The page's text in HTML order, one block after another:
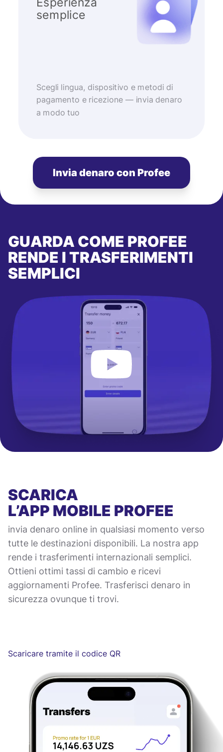
semplice
Scegli lingua, dispositivo e metodi di
pagamento e ricezione — invia denaro
a modo tuo
Invia denaro con Profee
GUARDA COME PROFEE
RENDE I TRASFERIMENTI
SEMPLICI
SCARICA
L’APP MOBILE PROFEE
invia denaro online in qualsiasi momento verso
tutte le destinazioni disponibili. La nostra app
rende i trasferimenti internazionali semplici.
Ottieni ottimi tassi di cambio e ricevi
aggiornamenti Profee. Trasferisci denaro in
sicurezza ovunque ti trovi.
Scaricare tramite il codice QR